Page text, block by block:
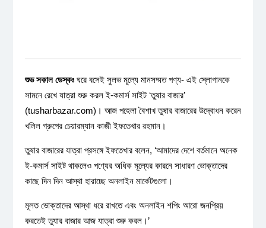
শুভ সকাল ডেস্কঃঘরে বসেই সুলভ মূল্যে মানসম্মত পণ্য- এই স্লোগানকে
সামনে রেখে যাত্রা শুরু করল ই-কমার্স সাইট ‘তুষার বাজার’
(tusharbazar.com)। আজ পহেলা বৈশাখ তুষার বাজারের উদ্বোধন করেন
খলিল গ্রুপের চেয়ারম্যান কাজী ইফতেখার রহমান।
তুষার বাজারের যাত্রা প্রসঙ্গে ইফতেখার বলেন, ‘আমাদের দেশে বর্তমানে অনেক
ই-কমার্স সাইট থাকলেও পণ্যের অধিক মূল্যের কারনে সাধারণ ভোক্তাদের
কাছে দিন দিন আস্থা হারাচ্ছে অনলাইন মার্কেটগুলো।
মূলত ভোক্তাদের আস্থা ধরে রাখতে এবং অনলাইন শপিং আরো জনপ্রিয়
করতেই তুযার বাজার আজ যাত্রা শুরু করল।’